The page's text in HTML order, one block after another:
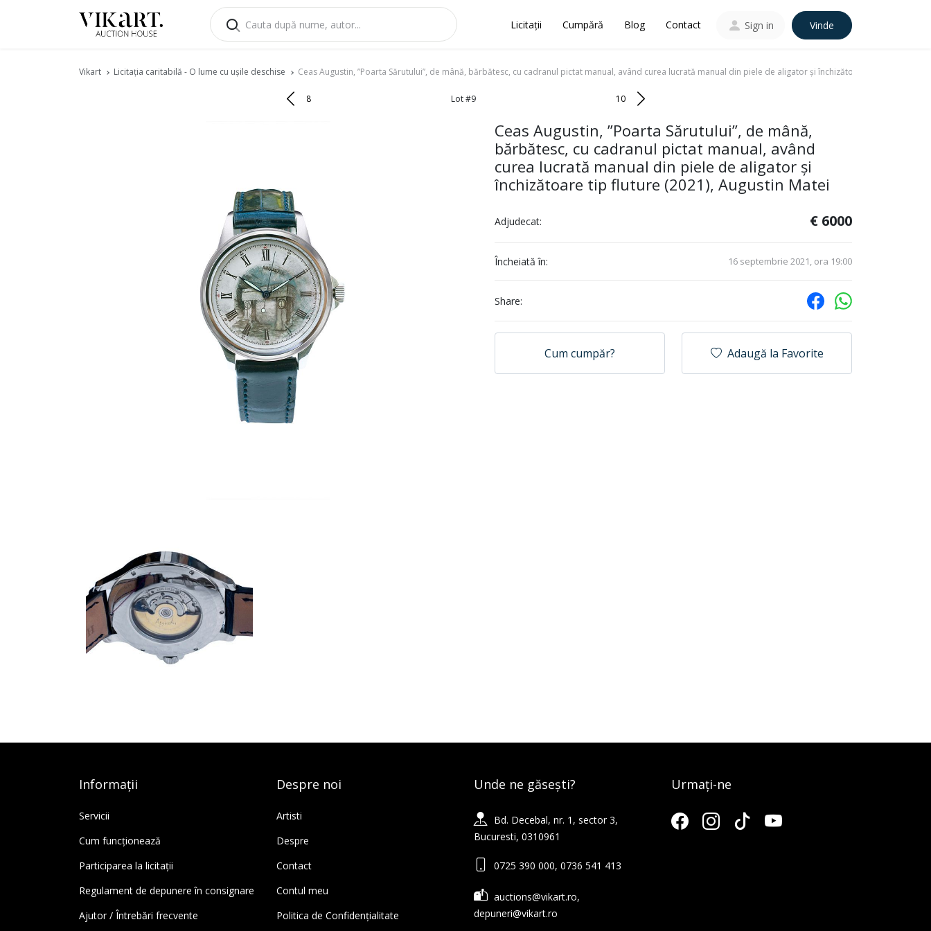
Licitații Cumpără Blog Contact Sign in Vinde
Vikart Licitația caritabilă - O lume cu ușile deschise Ceas Augustin, ”Poarta Sărutului”, de mână, bărbătesc, cu cadranul pictat manual, având curea lucrată manual din piele de aligator și închizătoare tip fluture
8 Lot #9 10
Ceas Augustin, ”Poarta Sărutului”, de mână,
bărbătesc, cu cadranul pictat manual, având
curea lucrată manual din piele de aligator și
închizătoare tip fluture (2021), Augustin Matei
Adjudecat: € 6000
Încheiată în: 16 septembrie 2021, ora 19:00
Share:
Cum cumpăr? Adaugă la Favorite
Informații
Servicii
Cum funcționează
Participarea la licitații
Regulament de depunere în consignare
Ajutor / Întrebări frecvente
Despre noi
Artisti
Despre
Contact
Contul meu
Politica de Confidențialitate
Unde ne găsești?
Bd. Decebal, nr. 1, sector 3,
Bucuresti, 0310961
0725 390 000, 0736 541 413
auctions@vikart.ro,
depuneri@vikart.ro
Urmați-ne